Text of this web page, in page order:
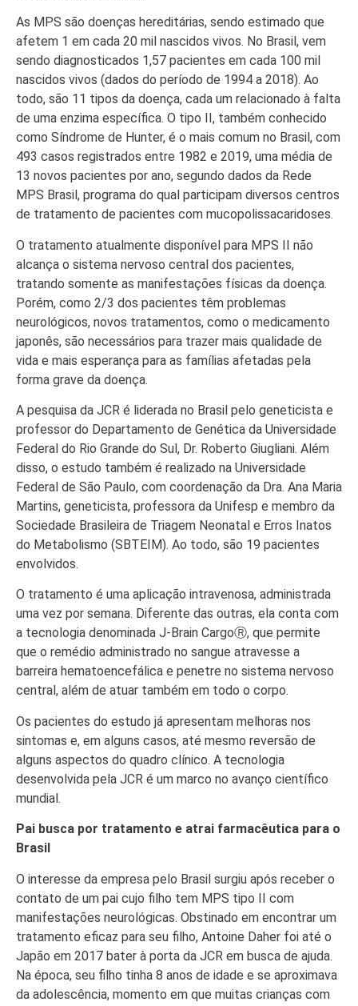
As MPS são doenças hereditárias, sendo estimado que
afetem 1 em cada 20 mil nascidos vivos. No Brasil, vem
sendo diagnosticados 1,57 pacientes em cada 100 mil
nascidos vivos (dados do período de 1994 a 2018). Ao
todo, são 11 tipos da doença, cada um relacionado à falta
de uma enzima específica. O tipo II, também conhecido
como Síndrome de Hunter, é o mais comum no Brasil, com
493 casos registrados entre 1982 e 2019, uma média de
13 novos pacientes por ano, segundo dados da Rede
MPS Brasil, programa do qual participam diversos centros
de tratamento de pacientes com mucopolissacaridoses.
O tratamento atualmente disponível para MPS II não
alcança o sistema nervoso central dos pacientes,
tratando somente as manifestações físicas da doença.
Porém, como 2/3 dos pacientes têm problemas
neurológicos, novos tratamentos, como o medicamento
japonês, são necessários para trazer mais qualidade de
vida e mais esperança para as famílias afetadas pela
forma grave da doença.
A pesquisa da JCR é liderada no Brasil pelo geneticista e
professor do Departamento de Genética da Universidade
Federal do Rio Grande do Sul, Dr. Roberto Giugliani. Além
disso, o estudo também é realizado na Universidade
Federal de São Paulo, com coordenação da Dra. Ana Maria
Martins, geneticista, professora da Unifesp e membro da
Sociedade Brasileira de Triagem Neonatal e Erros Inatos
do Metabolismo (SBTEIM). Ao todo, são 19 pacientes
envolvidos.
O tratamento é uma aplicação intravenosa, administrada
uma vez por semana. Diferente das outras, ela conta com
a tecnologia denominada J-Brain CargoⓇ, que permite
que o remédio administrado no sangue atravesse a
barreira hematoencefálica e penetre no sistema nervoso
central, além de atuar também em todo o corpo.
Os pacientes do estudo já apresentam melhoras nos
sintomas e, em alguns casos, até mesmo reversão de
alguns aspectos do quadro clínico. A tecnologia
desenvolvida pela JCR é um marco no avanço científico
mundial.
Pai busca por tratamento e atrai farmacêutica para o
Brasil
O interesse da empresa pelo Brasil surgiu após receber o
contato de um pai cujo filho tem MPS tipo II com
manifestações neurológicas. Obstinado em encontrar um
tratamento eficaz para seu filho, Antoine Daher foi até o
Japão em 2017 bater à porta da JCR em busca de ajuda.
Na época, seu filho tinha 8 anos de idade e se aproximava
da adolescência, momento em que muitas crianças com